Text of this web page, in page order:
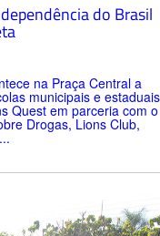
do Brasil
na Praça Central a
municipais e estaduais
Quest em parceria com o
Drogas, Lions Club,